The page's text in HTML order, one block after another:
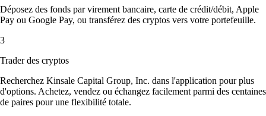
Déposez des fonds par virement bancaire, carte de crédit/débit, Apple
Pay ou Google Pay, ou transférez des cryptos vers votre portefeuille.
3
Trader des cryptos
Recherchez Kinsale Capital Group, Inc. dans l'application pour plus
d'options. Achetez, vendez ou échangez facilement parmi des centaines
de paires pour une flexibilité totale.